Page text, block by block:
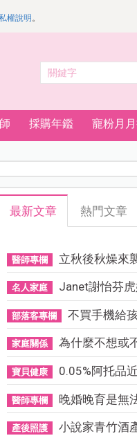
權說明 。
採購年鑑 寵粉月
最新文章 熱門文章
醫師專欄 立秋後秋燥來
名人家庭 Janet謝怡芬虎
部落客專欄 不買手機給孩
家庭關係 為什麼不想或不
寶貝健康 0.05%阿托品近
醫師專欄 晚婚晚育是無
產後照護 小說家青竹酒